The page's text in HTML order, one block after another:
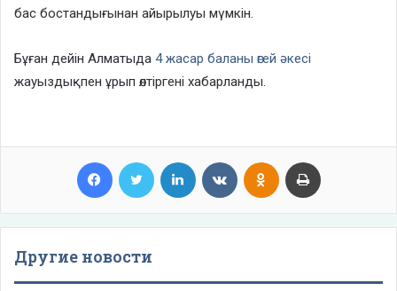
бас бостандығынан айырылуы мүмкін.
Бұған дейін Алматыда 4 жасар баланы өгей әкесі
жауыздықпен ұрып өлтіргені хабарланды.
Facebook Twitter LinkedIn VKontakteOdnoklassniki
Другие новости